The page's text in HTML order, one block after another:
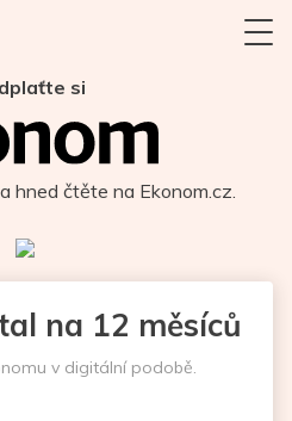
si
hned čtěte na Ekonom.cz.
na 12 měsíců
v digitální podobě.